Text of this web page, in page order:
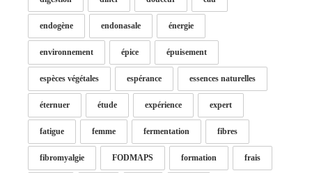
endogène endonasale énergie
environnement épice épuisement
espèces végétales espérance essences naturelles
éternuer étude expérience expert
fatigue femme fermentation fibres
fibromyalgie FODMAPS formation frais